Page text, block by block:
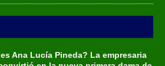
Ana Lucía Pineda? La empresaria